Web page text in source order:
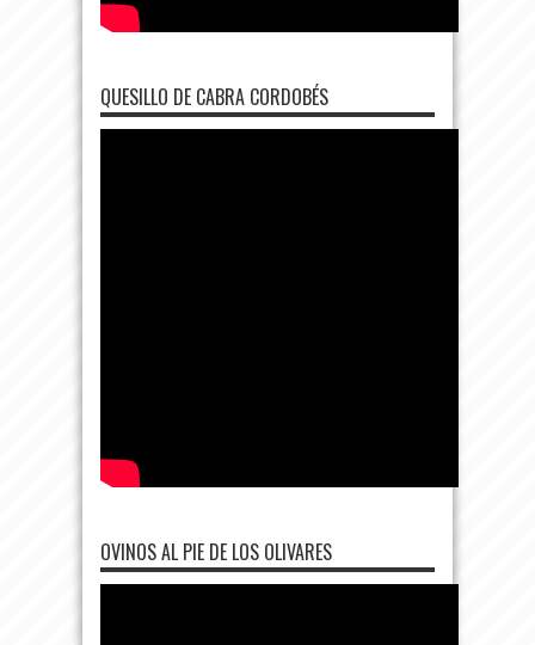
QUESILLO DE CABRA CORDOBÉS
OVINOS AL PIE DE LOS OLIVARES